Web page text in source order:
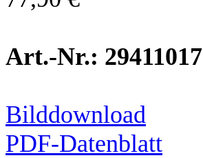
Art.-Nr.: 29411017
Bilddownload
PDF-Datenblatt